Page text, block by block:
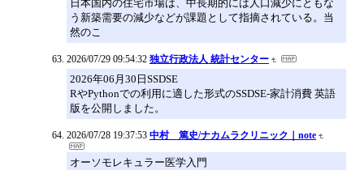
日本国内の住宅市場は、中長期的には人口減少にともな
う新築需要の減少などが課題として指摘されている。当
然のこ
2026/07/29 09:54:32 独立行政法人 統計センター
2026年06月30日SSDSE
RやPythonでの利用に適した形式のSSDSE-家計消費 英語
版を公開しました。
2026/07/28 19:37:53 中村 篤史/ナカムラクリニック｜note
オーソモレキュラー医学入門